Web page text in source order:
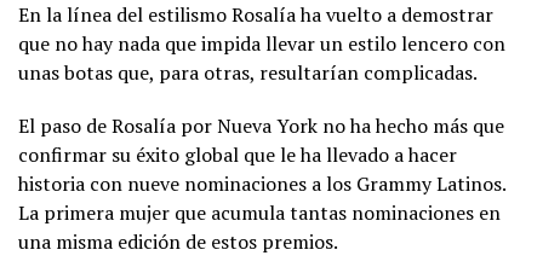
En la línea del estilismo Rosalía ha vuelto a demostrar
que no hay nada que impida llevar un estilo lencero con
unas botas que, para otras, resultarían complicadas.
El paso de Rosalía por Nueva York no ha hecho más que
confirmar su éxito global que le ha llevado a hacer
historia con nueve nominaciones a los Grammy Latinos.
La primera mujer que acumula tantas nominaciones en
una misma edición de estos premios.